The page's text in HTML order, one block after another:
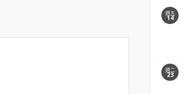
週五
14
週二
23